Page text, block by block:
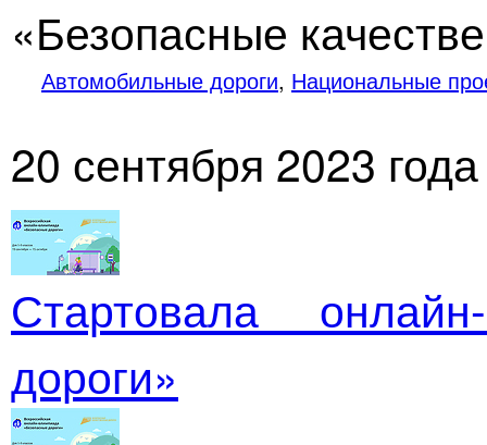
«Безопасные
Автомобильные дороги, Национальные
20 сентября 2023 года
Стартовала
дороги»